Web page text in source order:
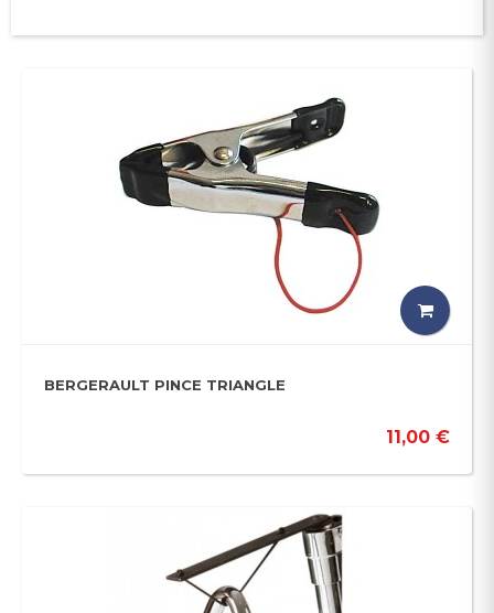
BERGERAULT PINCE TRIANGLE
11,00 €